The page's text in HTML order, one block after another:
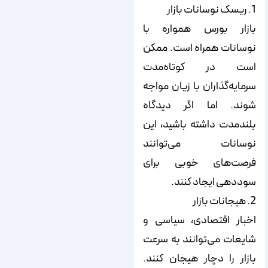
1. ریسک نوسانات بازار
بازار بورس همواره با
نوسانات همراه است. ممکن
است در کوتاه‌مدت
سرمایه‌گذاران با زیان مواجه
شوند. اما اگر دیدگاه
بلندمدت داشته باشید، این
نوسانات می‌توانند
فرصت‌های خوبی برای
سوددهی ایجاد کنند.
2. هیجانات بازار
اخبار اقتصادی، سیاسی و
شایعات می‌توانند به سرعت
بازار را دچار هیجان کنند.